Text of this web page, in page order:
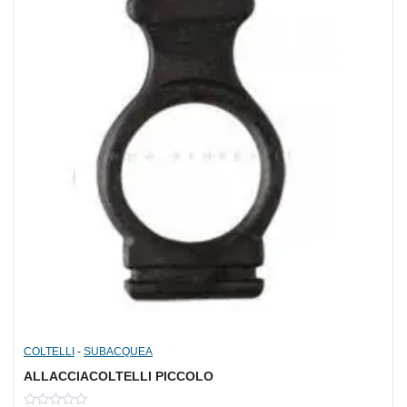
COLTELLI - SUBACQUEA
ALLACCIACOLTELLI PICCOLO